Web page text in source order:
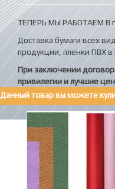
ТЕПЕРЬ МЫ РАБОТАЕМ В
Доставка бумаги всех
продукции, пленки ПВХ в
При заключении
привилегии и лучшие
Данный товар вы можете